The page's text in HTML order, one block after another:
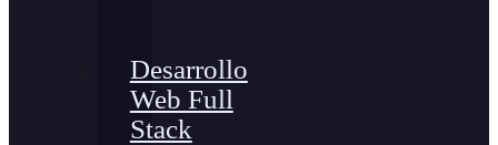
Desarrollo
Web Full
Stack